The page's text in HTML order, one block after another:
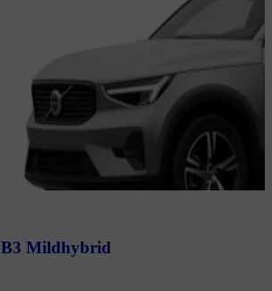
B3 Mildhybrid